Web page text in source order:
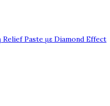
Relief Paste με Diamond Effect